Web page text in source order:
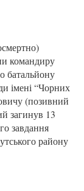
командиру
батальйону
імені “Чорних
(позивний
загинув 13
завдання
району